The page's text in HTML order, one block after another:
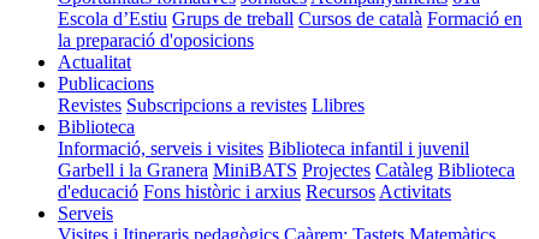
Escola d’Estiu Grups de treball Cursos de català Formació en
la preparació d'oposicions
Actualitat
Publicacions
Revistes Subscripcions a revistes Llibres
Biblioteca
Informació, serveis i visites Biblioteca infantil i juvenil
Garbell i la Granera MiniBATS Projectes Catàleg Biblioteca
d'educació Fons històric i arxius Recursos Activitats
Serveis
Visites i Itineraris pedagògics Caàrem: Tastets Matemàtics